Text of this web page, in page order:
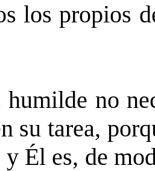
los propios
humilde no
su tarea,
y Él es, de